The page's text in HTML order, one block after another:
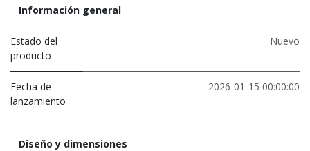
Información general
Estado del
producto
Nuevo
Fecha de
lanzamiento
2026-01-15 00:00:00
Diseño y dimensiones